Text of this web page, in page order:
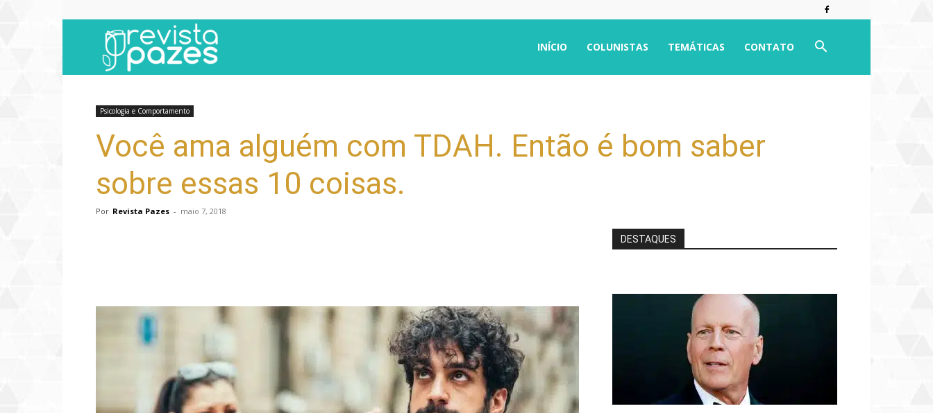
INÍCIO COLUNISTAS TEMÁTICAS CONTATO
Psicologia e Comportamento
Você ama alguém com TDAH. Então é bom saber
sobre essas 10 coisas.
Por Revista Pazes - maio 7, 2018
DESTAQUES